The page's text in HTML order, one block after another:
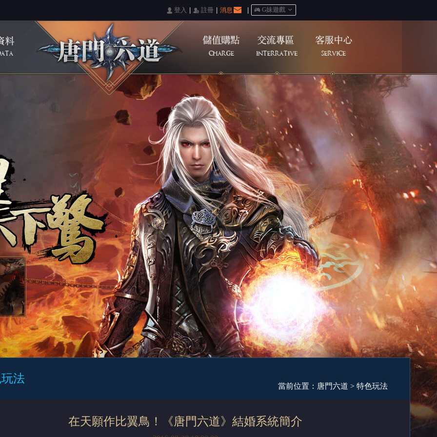
󰄭 登入 󰅍 註冊 消息 󰀷 G妹遊戲 
法
當前位置： 唐門六道 > 特色玩法
在天願作比翼鳥！《唐門六道》結婚系統簡介